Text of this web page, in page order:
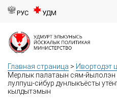
РУС УДМ
Главная страница > Ивортодэт
Мерлык палатаын сям-йылолэн
лулпуш-сӥбур дунлыкъёсты
кылдытэмын